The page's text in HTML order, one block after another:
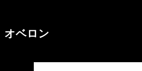
オベロン